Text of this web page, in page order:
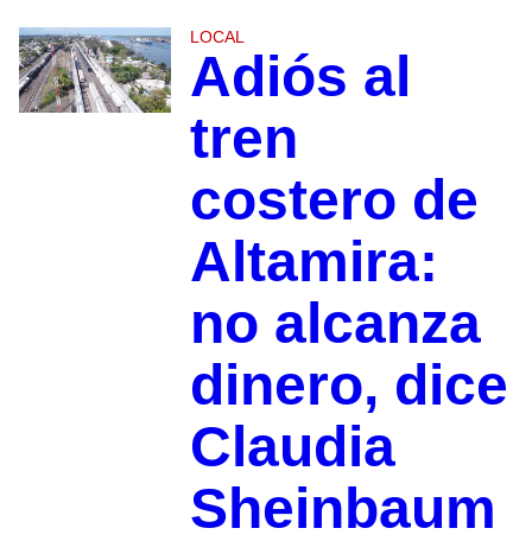
LOCAL
Adiós al
tren
costero de
Altamira:
no alcanza
dinero, dice
Claudia
Sheinbaum